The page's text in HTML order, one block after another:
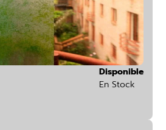
Disponible
En Stock